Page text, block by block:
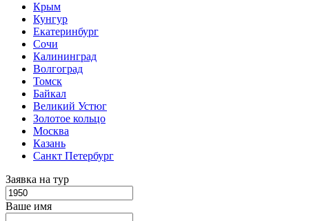
Крым
Кунгур
Екатеринбург
Сочи
Калининград
Волгоград
Томск
Байкал
Великий Устюг
Золотое кольцо
Москва
Казань
Санкт Петербург
Заявка на тур
Ваше имя